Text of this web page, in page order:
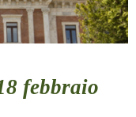
febbraio